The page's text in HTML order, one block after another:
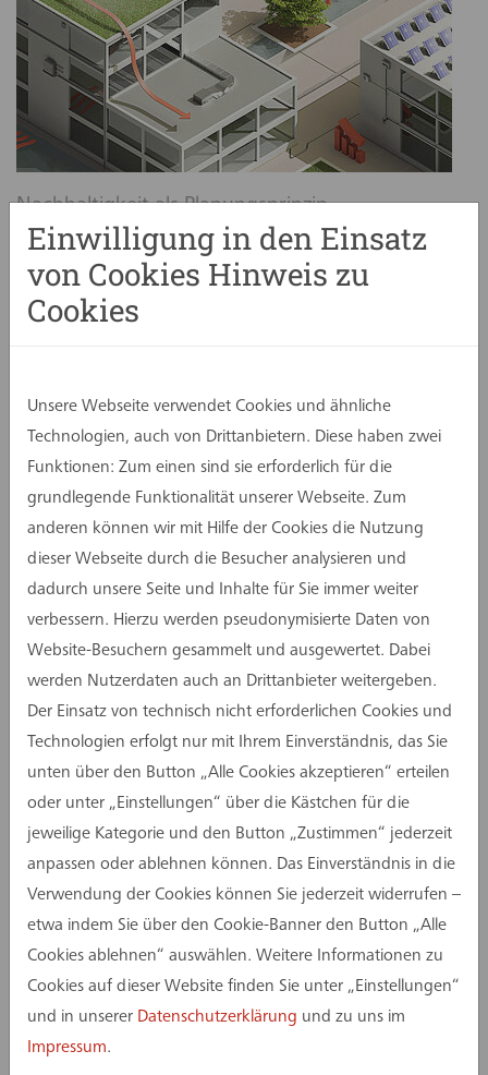
Nachhaltigkeit als Planungsprinzip
Hybride Konstruktionen
Funktionale Leistungsbeschreibungen (GU/TU)
Einwilligung in den Einsatz
von Cookies Hinweis zu
Cookies
Unsere Webseite verwendet Cookies und ähnliche
Technologien, auch von Drittanbietern. Diese haben zwei
Funktionen: Zum einen sind sie erforderlich für die
grundlegende Funktionalität unserer Webseite. Zum
anderen können wir mit Hilfe der Cookies die Nutzung
dieser Webseite durch die Besucher analysieren und
dadurch unsere Seite und Inhalte für Sie immer weiter
verbessern. Hierzu werden pseudonymisierte Daten von
Website-Besuchern gesammelt und ausgewertet. Dabei
werden Nutzerdaten auch an Drittanbieter weitergeben.
Der Einsatz von technisch nicht erforderlichen Cookies und
Technologien erfolgt nur mit Ihrem Einverständnis, das Sie
unten über den Button „Alle Cookies akzeptieren“ erteilen
oder unter „Einstellungen“ über die Kästchen für die
jeweilige Kategorie und den Button „Zustimmen“ jederzeit
anpassen oder ablehnen können. Das Einverständnis in die
Verwendung der Cookies können Sie jederzeit widerrufen –
etwa indem Sie über den Cookie-Banner den Button „Alle
Cookies ablehnen“ auswählen. Weitere Informationen zu
Cookies auf dieser Website finden Sie unter „Einstellungen“
und in unserer Datenschutzerklärung und zu uns im
Impressum.